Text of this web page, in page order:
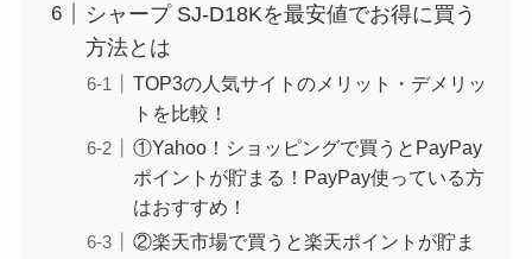
シャープ SJ-D18Kを最安値でお得に買う
方法とは
TOP3の人気サイトのメリット・デメリッ
トを比較！
①Yahoo！ショッピングで買うとPayPay
ポイントが貯まる！PayPay使っている方
はおすすめ！
②楽天市場で買うと楽天ポイントが貯ま